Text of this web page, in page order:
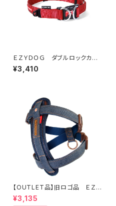
ＥＺＹＤＯＧ ダブルロックカラ
ー M (全5色)
¥3,410
【OUTLET品】旧ロゴ品 ＥＺＹ
ＤＯＧ ハーネスＳ デニム
¥3,135